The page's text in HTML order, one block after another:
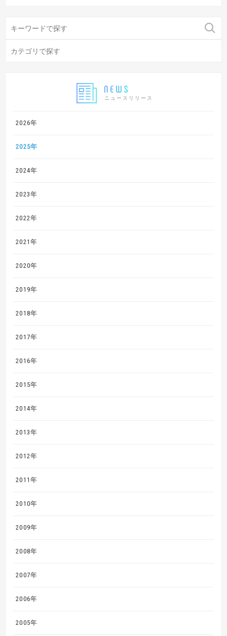
ニュースリリース
2026年
2025年
2024年
2023年
2022年
2021年
2020年
2019年
2018年
2017年
2016年
2015年
2014年
2013年
2012年
2011年
2010年
2009年
2008年
2007年
2006年
2005年